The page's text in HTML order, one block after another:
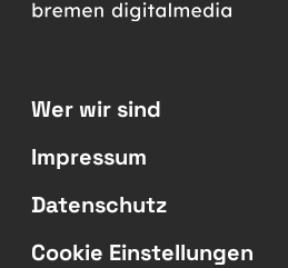
Wer wir sind
Impressum
Datenschutz
Cookie Einstellungen